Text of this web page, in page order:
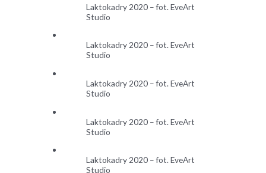
Laktokadry 2020 – fot. EveArt
Studio
Laktokadry 2020 – fot. EveArt
Studio
Laktokadry 2020 – fot. EveArt
Studio
Laktokadry 2020 – fot. EveArt
Studio
Laktokadry 2020 – fot. EveArt
Studio